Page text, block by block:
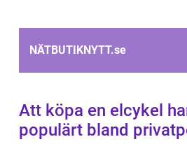
NÄTBUTIKNYTT.se
Att köpa en elcykel
populärt bland